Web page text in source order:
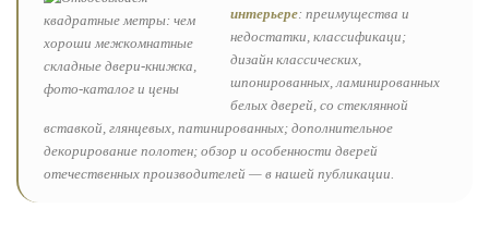
интерьере: преимущества и
недостатки, классификаци;
дизайн классических,
шпонированных, ламинированных
белых дверей, со стеклянной
вставкой, глянцевых, патинированных; дополнительное
декорирование полотен; обзор и особенности дверей
отечественных производителей — в нашей публикации.